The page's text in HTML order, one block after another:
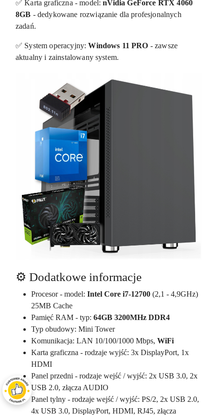
✅ Karta graficzna - model:nVidia GeForce RTX 4060
8GB - dedykowane rozwiązanie dla profesjonalnych
zadań.
✅ System operacyjny:Windows 11 PRO - zawsze
aktualny i zainstalowany system.
⚙️ Dodatkowe informacje
Procesor - model: Intel Core i7-12700 (2,1 - 4,9GHz)
25MB Cache
Pamięć RAM - typ: 64GB 3200MHz DDR4
Typ obudowy: Mini Tower
Komunikacja: LAN 10/100/1000 Mbps, WiFi
Karta graficzna - rodzaje wyjść: 3x DisplayPort, 1x
HDMI
Panel przedni - rodzaje wejść / wyjść: 2x USB 3.0, 2x
USB 2.0, złącza AUDIO
Panel tylny - rodzaje wejść / wyjść: PS/2, 2x USB 2.0,
4x USB 3.0, DisplayPort, HDMI, RJ45, złącza